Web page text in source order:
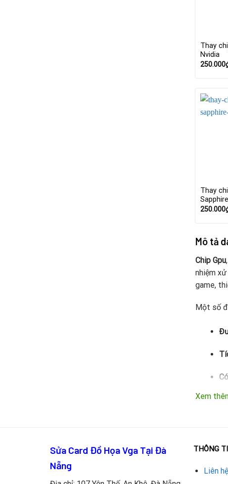
Thay
Nvidia
250.000
Thay
Sapphire
250.000
Mô tả
Chip Gpu
nhiệm xử
game,
Một số
Xem
Sửa Card Đồ Họa Vga Tại Đà
Nẵng
THÔNG
Liên hệ